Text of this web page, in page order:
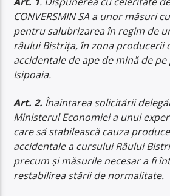
CONVERSMIN SA a unor măsuri
pentru salubrizarea în regim de
râului Bistrița, în zona producerii
accidentale de ape de mină de
Isipoaia.
Art. 2. Înaintarea solicitării
Ministerul Economiei a unui
care să stabilească cauza
accidentale a cursului Râului
precum și măsurile necesar a fi
restabilirea stării de normalitate.